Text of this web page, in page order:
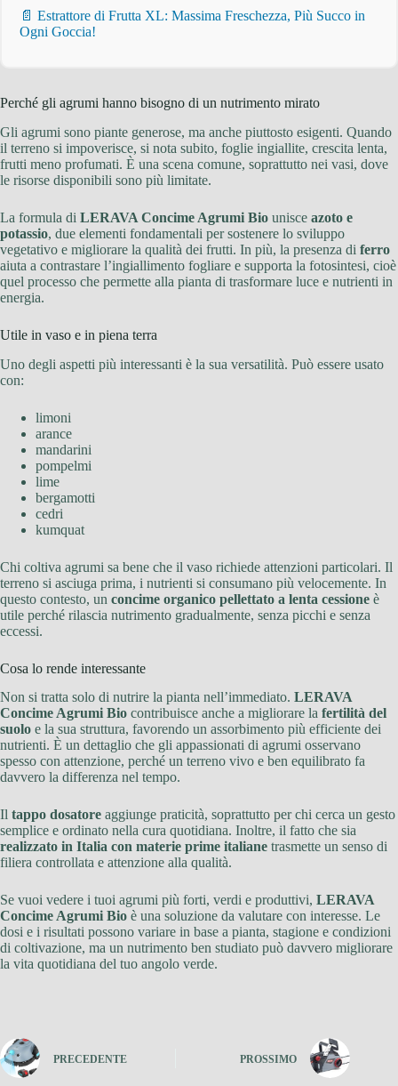
📄 Estrattore di Frutta XL: Massima Freschezza, Più Succo in
Ogni Goccia!
Perché gli agrumi hanno bisogno di un nutrimento mirato
Gli agrumi sono piante generose, ma anche piuttosto esigenti. Quando
il terreno si impoverisce, si nota subito, foglie ingiallite, crescita lenta,
frutti meno profumati. È una scena comune, soprattutto nei vasi, dove
le risorse disponibili sono più limitate.
La formula di LERAVA Concime Agrumi Bio unisce azoto e
potassio, due elementi fondamentali per sostenere lo sviluppo
vegetativo e migliorare la qualità dei frutti. In più, la presenza di ferro
aiuta a contrastare l’ingiallimento fogliare e supporta la fotosintesi, cioè
quel processo che permette alla pianta di trasformare luce e nutrienti in
energia.
Utile in vaso e in piena terra
Uno degli aspetti più interessanti è la sua versatilità. Può essere usato
con:
limoni
arance
mandarini
pompelmi
lime
bergamotti
cedri
kumquat
Chi coltiva agrumi sa bene che il vaso richiede attenzioni particolari. Il
terreno si asciuga prima, i nutrienti si consumano più velocemente. In
questo contesto, un concime organico pellettato a lenta cessione è
utile perché rilascia nutrimento gradualmente, senza picchi e senza
eccessi.
Cosa lo rende interessante
Non si tratta solo di nutrire la pianta nell’immediato. LERAVA
Concime Agrumi Bio contribuisce anche a migliorare la fertilità del
suolo e la sua struttura, favorendo un assorbimento più efficiente dei
nutrienti. È un dettaglio che gli appassionati di agrumi osservano
spesso con attenzione, perché un terreno vivo e ben equilibrato fa
davvero la differenza nel tempo.
Il tappo dosatore aggiunge praticità, soprattutto per chi cerca un gesto
semplice e ordinato nella cura quotidiana. Inoltre, il fatto che sia
realizzato in Italia con materie prime italiane trasmette un senso di
filiera controllata e attenzione alla qualità.
Se vuoi vedere i tuoi agrumi più forti, verdi e produttivi, LERAVA
Concime Agrumi Bio è una soluzione da valutare con interesse. Le
dosi e i risultati possono variare in base a pianta, stagione e condizioni
di coltivazione, ma un nutrimento ben studiato può davvero migliorare
la vita quotidiana del tuo angolo verde.
PRECEDENTE PROSSIMO